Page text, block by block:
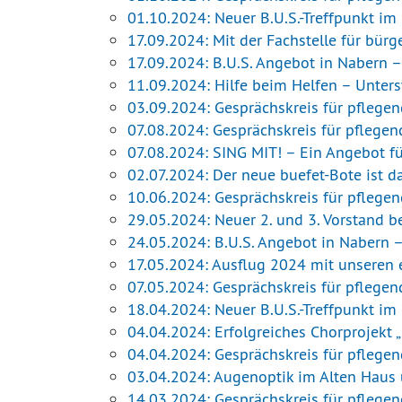
01.10.2024: Neuer B.U.S.-Treffpunkt
17.09.2024: Mit der Fachstelle für
17.09.2024: B.U.S. Angebot in
11.09.2024: Hilfe beim Helfen –
03.09.2024: Gesprächskreis für
07.08.2024: Gesprächskreis für
07.08.2024: SING MIT! – Ein Angebot
02.07.2024: Der neue buefet-Bote ist
10.06.2024: Gesprächskreis für
29.05.2024: Neuer 2. und 3. Vorstand
24.05.2024: B.U.S. Angebot in
17.05.2024: Ausflug 2024 mit unseren
07.05.2024: Gesprächskreis für
18.04.2024: Neuer B.U.S.-Treffpunkt
04.04.2024: Erfolgreiches Chorprojekt
04.04.2024: Gesprächskreis für
03.04.2024: Augenoptik im Alten